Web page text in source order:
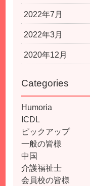
2022年7月
2022年3月
2020年12月
Categories
Humoria
ICDL
ピックアップ
一般の皆様
中国
介護福祉士
会員校の皆様